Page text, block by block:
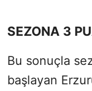
SEZONA 3
Bu sonuçla
başlayan